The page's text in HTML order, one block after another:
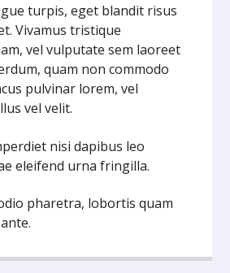
turpis, eget blandit risus
Vivamus tristique
vel vulputate sem laoreet
quam non commodo
pulvinar lorem, vel
vel velit.
nisi dapibus leo
eleifend urna fringilla.
pharetra, lobortis quam